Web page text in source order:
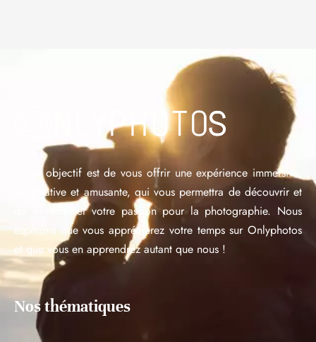
Notre objectif est de vous offrir une expérience immersive,
informative et amusante, qui vous permettra de découvrir et
de développer votre passion pour la photographie. Nous
espérons que vous apprécierez votre temps sur Onlyphotos
et que vous en apprendrez autant que nous !
Nos thématiques